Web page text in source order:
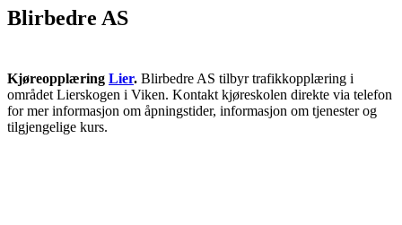
Blirbedre AS
Kjøreopplæring Lier. Blirbedre AS tilbyr trafikkopplæring i
området Lierskogen i Viken. Kontakt kjøreskolen direkte via telefon
for mer informasjon om åpningstider, informasjon om tjenester og
tilgjengelige kurs.